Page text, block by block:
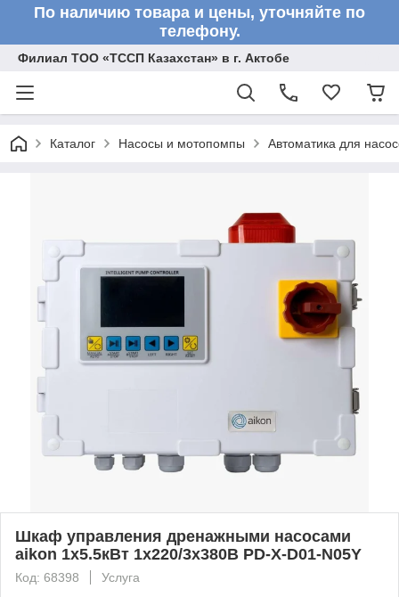
По наличию товара и цены, уточняйте по
телефону.
Филиал ТОО «ТССП Казахстан» в г. Актобе
Каталог Насосы и мотопомпы Автоматика для
Шкаф управления дренажными насосами
aikon 1х5.5кВт 1х220/3х380В PD-X-D01-N05Y
Код: 68398 Услуга